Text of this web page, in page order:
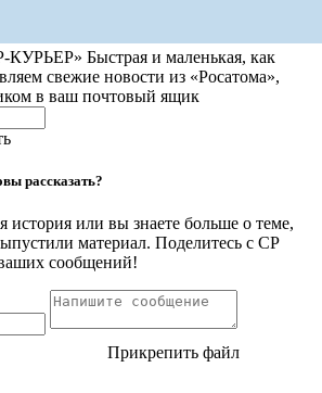
КУРЬЕР» Быстрая и маленькая, как
свежие новости из «Росатома»,
в ваш почтовый ящик
рассказать?
история или вы знаете больше о теме,
материал. Поделитесь с СР
сообщений!
Прикрепить файл